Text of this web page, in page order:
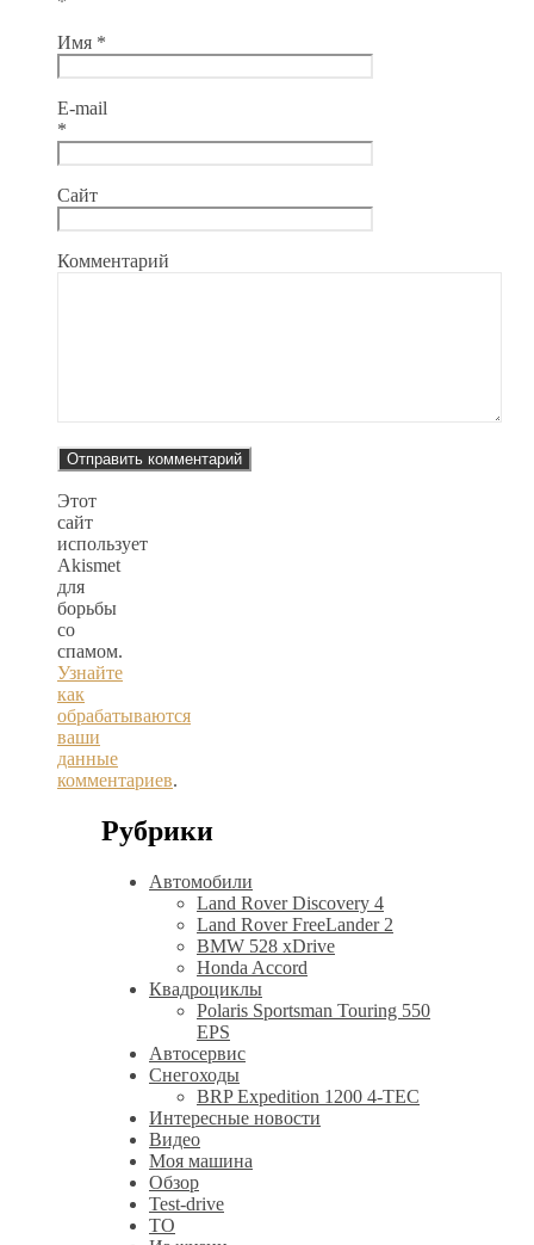
Имя *
E-mail
*
Сайт
Комментарий
Этот
сайт
использует
Akismet
для
борьбы
со
спамом.
Узнайте
как
обрабатываются
ваши
данные
комментариев.
Рубрики
Автомобили
Land Rover Discovery 4
Land Rover FreeLander 2
BMW 528 xDrive
Honda Accord
Квадроциклы
Polaris Sportsman Touring 550
EPS
Автосервис
Снегоходы
BRP Expedition 1200 4-TEC
Интересные новости
Видео
Моя машина
Обзор
Test-drive
ТО